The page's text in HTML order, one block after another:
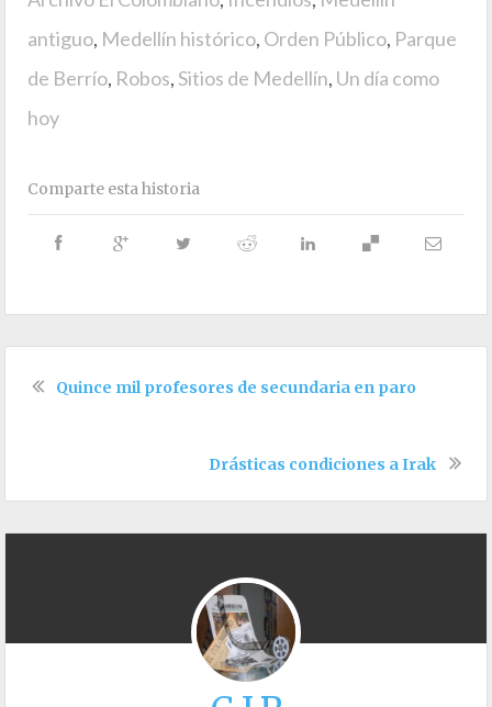
antiguo, Medellín histórico, Orden Público, Parque
de Berrío, Robos,Sitios de Medellín, Un día como
hoy
Comparte esta historia
Quince mil profesores de secundaria en paro
Drásticas condiciones a Irak